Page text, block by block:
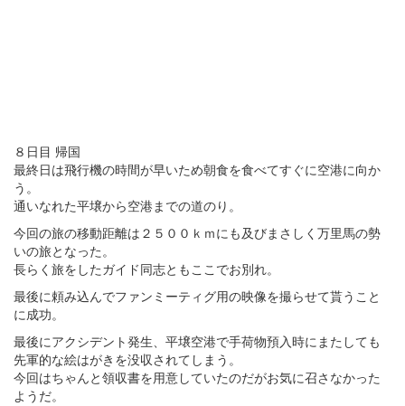
８日目 帰国
最終日は飛行機の時間が早いため朝食を食べてすぐに空港に向か
う。
通いなれた平壌から空港までの道のり。
今回の旅の移動距離は２５００ｋｍにも及びまさしく万里馬の勢
いの旅となった。
長らく旅をしたガイド同志ともここでお別れ。
最後に頼み込んでファンミーティグ用の映像を撮らせて貰うこと
に成功。
最後にアクシデント発生、平壌空港で手荷物預入時にまたしても
先軍的な絵はがきを没収されてしまう。
今回はちゃんと領収書を用意していたのだがお気に召さなかった
ようだ。